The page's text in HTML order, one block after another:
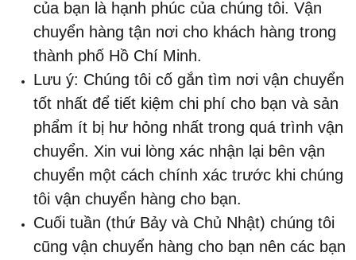
của bạn là hạnh phúc của chúng tôi. Vận
chuyển hàng tận nơi cho khách hàng trong
thành phố Hồ Chí Minh.
Lưu ý: Chúng tôi cố gắn tìm nơi vận chuyển
tốt nhất để tiết kiệm chi phí cho bạn và sản
phẩm ít bị hư hỏng nhất trong quá trình vận
chuyển. Xin vui lòng xác nhận lại bên vận
chuyển một cách chính xác trước khi chúng
tôi vận chuyển hàng cho bạn.
Cuối tuần (thứ Bảy và Chủ Nhật) chúng tôi
cũng vận chuyển hàng cho bạn nên các bạn